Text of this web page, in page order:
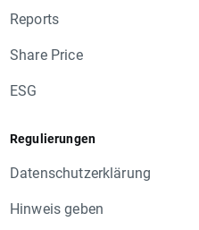
Reports
Share Price
ESG
Regulierungen
Datenschutzerklärung
Hinweis geben